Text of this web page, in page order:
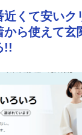
くて安いク
から使えて玄
!!